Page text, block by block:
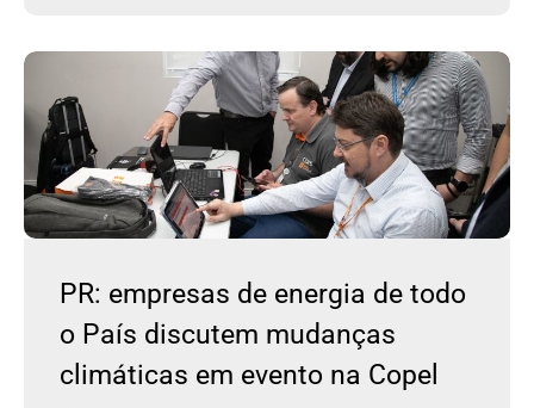
PR: empresas de energia de todo
o País discutem mudanças
climáticas em evento na Copel